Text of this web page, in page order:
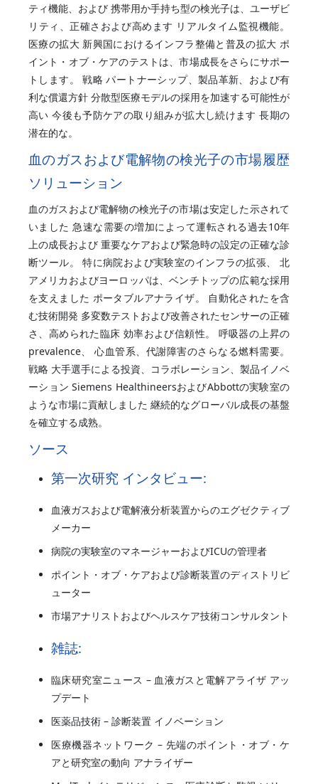
ティ機能、および 携帯用か手持ち型の検光子は、ユーザビ
リティ、正確さおよび高めます リアルタイム監視機能。
医療の拡大 新興国におけるインフラ整備と普及の拡大 ポ
イント・オブ・ケアのテストは、市場成長をさらにサポー
トします。 戦略 パートナーシップ、製品革新、および有
利な償還方針 分散型医療モデルの採用を加速する可能性が
高い 今後も予防ケアの取り組みが拡大し続けます 長期の
潜在的な。
血のガスおよび電解物の検光子の市場履歴
ソリューション
血のガスおよび電解物の検光子の市場は安定した示されて
いました 急速な需要の増加によって運転される過去10年
上の成長および 重要なケアおよび緊急時の設定の正確な診
断ツール。 特に病院および実験室のインフラの拡張、 北
アメリカおよびヨーロッパは、ベンチトップの広範な採用
を支えました ポータブルアナライザ。 自動化されたを含
む技術開発 多変数テストおよび改善されたセンサーの正確
さ、高められた臨床 効率および信頼性。 呼吸器の上昇の
prevalence、 心血管系、代謝障害のさらなる燃料需要。
戦略 大手選手による投資、コラボレーション、製品イノベ
ーション Siemens HealthineersおよびAbbottの実験室の
ような市場に貢献しました 継続的なグローバル成長の基盤
を確立する成熟。
ソース
第一次研究 インタビュー:
血液ガスおよび電解液分析装置からのエグゼクティブ
メーカー
病院の実験室のマネージャーおよびICUの管理者
ポイント・オブ・ケアおよび診断装置のディストリビ
ューター
市場アナリストおよびヘルスケア技術コンサルタント
雑誌:
臨床研究室ニュース – 血液ガスと電解アライザ アッ
プデート
医薬品技術 – 診断装置 イノベーション
医療機器ネットワーク – 先端のポイント・オブ・ケ
アと研究室の動向 アナライザー